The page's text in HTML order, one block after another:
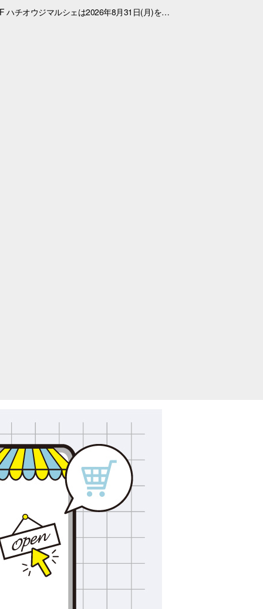
1F ハチオウジマルシェは2026年8月31日(月)をもちまして、営業を終了させていただきます。 これまでのご愛顧ありがとうございました。 また、1Fフロアにつきましては、今冬にリニューアルを予定しております。